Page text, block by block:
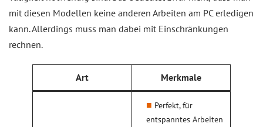
mit diesen Modellen keine anderen Arbeiten am PC erledigen
kann. Allerdings muss man dabei mit Einschränkungen
rechnen.
Art Merkmale
Perfekt, für
entspanntes Arbeiten